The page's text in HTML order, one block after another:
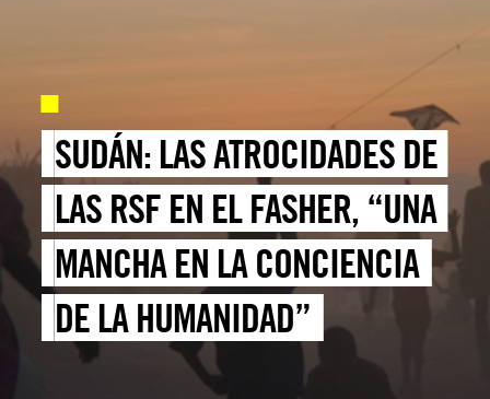
SUDÁN: LAS ATROCIDADES DE
LAS RSF EN EL FASHER, “UNA
MANCHA EN LA CONCIENCIA
DE LA HUMANIDAD”